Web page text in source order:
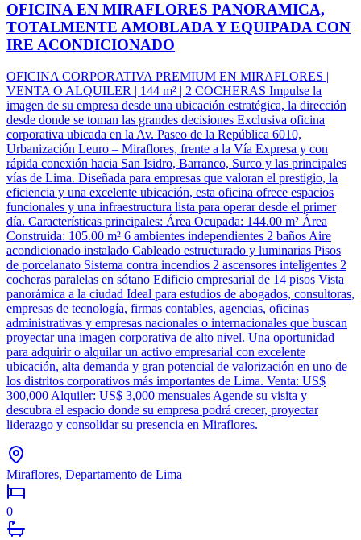
OFICINA EN MIRAFLORES PANORAMICA,
TOTALMENTE AMOBLADA Y EQUIPADA CON
IRE ACONDICIONADO
OFICINA CORPORATIVA PREMIUM EN MIRAFLORES |
VENTA O ALQUILER | 144 m² | 2 COCHERAS Impulse la
imagen de su empresa desde una ubicación estratégica, la dirección
desde donde se toman las grandes decisiones Exclusiva oficina
corporativa ubicada en la Av. Paseo de la República 6010,
Urbanización Leuro – Miraflores, frente a la Vía Expresa y con
rápida conexión hacia San Isidro, Barranco, Surco y las principales
vías de Lima. Diseñada para empresas que valoran el prestigio, la
eficiencia y una excelente ubicación, esta oficina ofrece espacios
funcionales y una infraestructura lista para operar desde el primer
día. Características principales: Área Ocupada: 144.00 m² Área
Construida: 105.00 m² 6 ambientes independientes 2 baños Aire
acondicionado instalado Cableado estructurado y luminarias Pisos
de porcelanato Sistema contra incendios 2 ascensores inteligentes 2
cocheras paralelas en sótano Edificio empresarial de 14 pisos Vista
panorámica a la ciudad Ideal para estudios de abogados, consultoras,
empresas de tecnología, firmas contables, agencias, oficinas
administrativas y empresas nacionales o internacionales que buscan
proyectar una imagen corporativa de alto nivel. Una oportunidad
para adquirir o alquilar un activo empresarial con excelente
ubicación, alta demanda y gran potencial de valorización en uno de
los distritos corporativos más importantes de Lima. Venta: US$
300,000 Alquiler: US$ 3,000 mensuales Agende su visita y
descubra el espacio donde su empresa podrá crecer, proyectar
liderazgo y consolidar su presencia en Miraflores.
Miraflores, Departamento de Lima
0